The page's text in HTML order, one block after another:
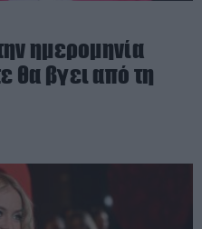
ημερομηνία
θα βγει από τη